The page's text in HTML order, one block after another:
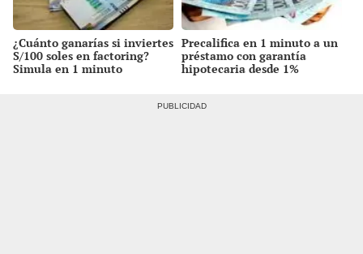
¿Cuánto ganarías si inviertes
S/100 soles en factoring?
Simula en 1 minuto
Precalifica en 1 minuto a un
préstamo con garantía
hipotecaria desde 1%